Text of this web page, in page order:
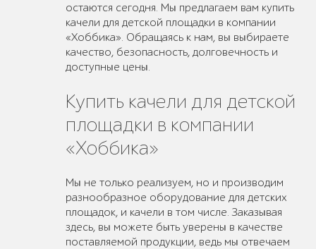
остаются сегодня. Мы предлагаем вам купить
качели для детской площадки в компании
«Хоббика». Обращаясь к нам, вы выбираете
качество, безопасность, долговечность и
доступные цены.
Купить качели для детской
площадки в компании
«Хоббика»
Мы не только реализуем, но и производим
разнообразное оборудование для детских
площадок, и качели в том числе. Заказывая
здесь, вы можете быть уверены в качестве
поставляемой продукции, ведь мы отвечаем